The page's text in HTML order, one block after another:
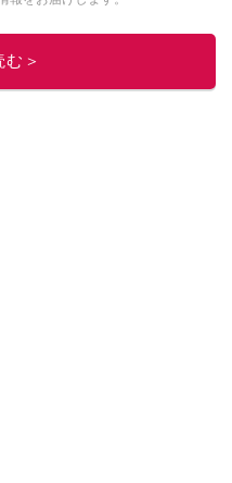
チオシストの他の記事を読む
＞